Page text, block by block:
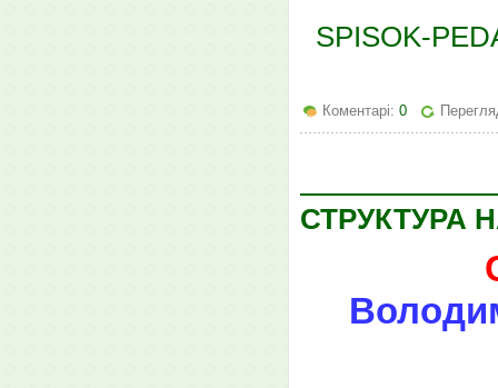
SPISOK-
Коментарі: 0
СТРУКТУРА